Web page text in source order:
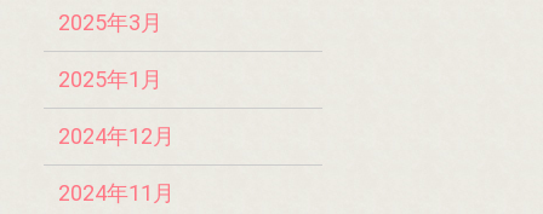
2025年3月
2025年1月
2024年12月
2024年11月